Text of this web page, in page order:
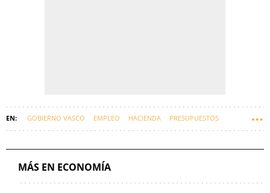
GOBIERNO VASCO EMPLEO HACIENDA PRESUPUESTOS
MÁS EN ECONOMÍA